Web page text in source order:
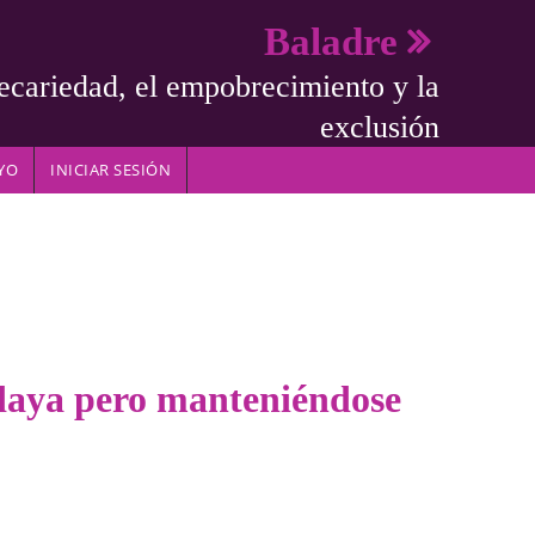
Baladre
el empobrecimiento y la
exclusión
INICIAR SESIÓN
pero manteniéndose